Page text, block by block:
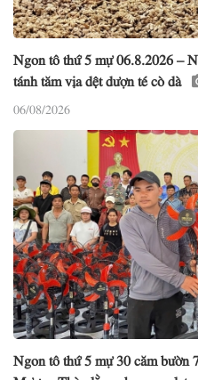
Ngon tô thứ 5 mự 06.8.2026 –
tánh tăm vịa dệt dượn té cò dà
06/08/2026
Ngon tô thứ 5 mự 30 căm bườn